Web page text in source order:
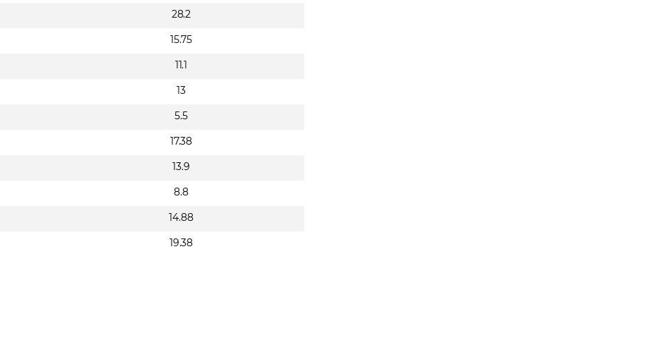
28.2
15.75
11.1
13
5.5
17.38
13.9
8.8
14.88
19.38